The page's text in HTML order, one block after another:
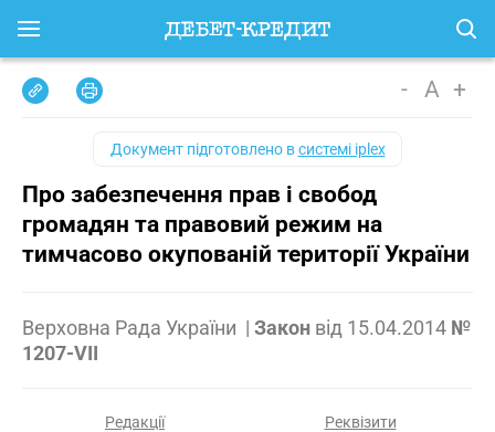
- A +
Документ підготовлено всистемі iplex
Про забезпечення прав і свобод
громадян та правовий режим на
тимчасово окупованій території України
Верховна Рада України | Закон від 15.04.2014 №
1207-VII
Редакції Реквізити